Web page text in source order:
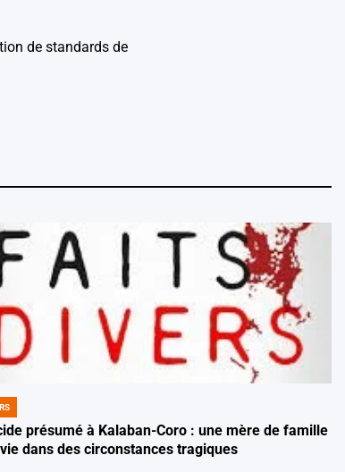
de standards de
présumé à Kalaban-Coro : une mère de famille
dans des circonstances tragiques